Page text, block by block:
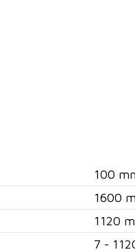
100
1600
1120
7 -